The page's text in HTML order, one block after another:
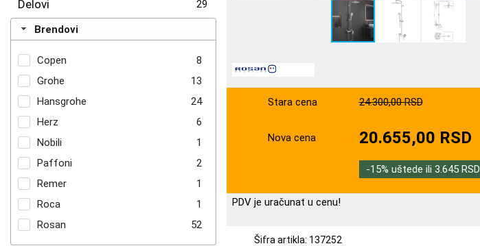
Delovi 29
Brendovi
Copen
8
Grohe
13
Hansgrohe
24
Herz
6
Nobili
1
Paffoni
2
Remer
1
Roca
1
Rosan
52
Stara cena 24.300,00 RSD
Nova cena 20.655,00 RSD
-15% uštede ili 3.645 RSD
PDV je uračunat u cenu!
Šifra artikla: 137252